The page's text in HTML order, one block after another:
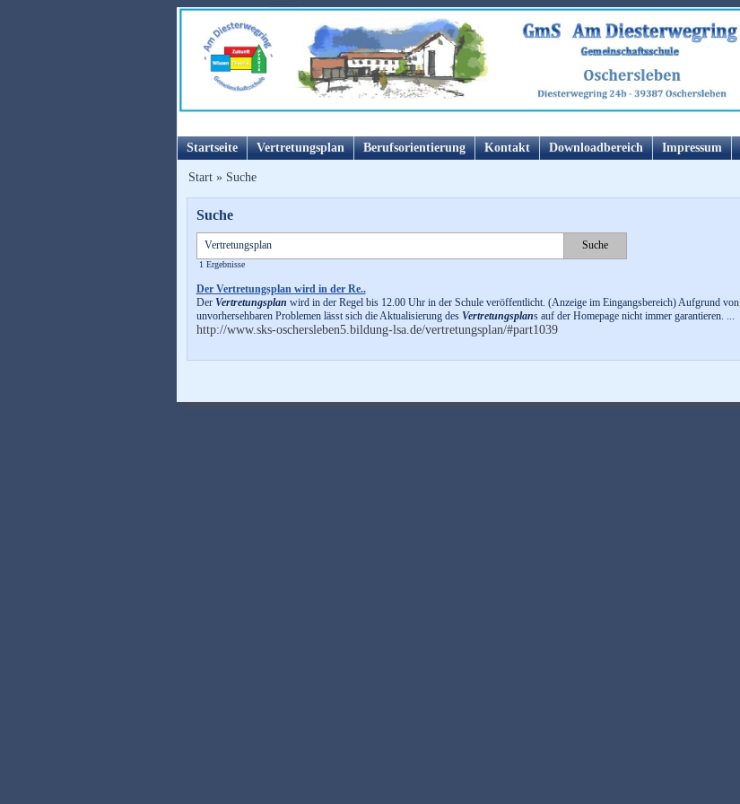
Startseite Vertretungsplan Berufsorientierung Kontakt Downloadbereich Impressum
Start» Suche
Suche
1 Ergebnisse
Der Vertretungsplan wird in der Re..
Der Vertretungsplan wird in der Regel bis 12.00 Uhr in der Schule veröffentlicht. (Anzeige im Eingangsbereich) Aufgrund von
unvorhersehbaren Problemen lässt sich die Aktualisierung des Vertretungsplans auf der Homepage nicht immer garantieren. ...
http://www.sks-oschersleben5.bildung-lsa.de/vertretungsplan/#part1039